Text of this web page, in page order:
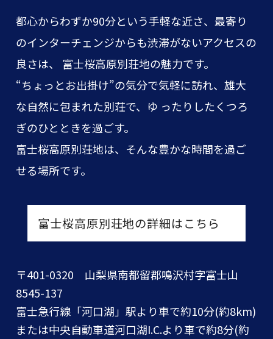
都心からわずか90分という手軽な近さ、最寄り
のインターチェンジからも渋滞がないアクセスの
良さは、 富士桜高原別荘地の魅力です。
“ちょっとお出掛け”の気分で気軽に訪れ、雄大
な自然に包まれた別荘で、ゆ ったりしたくつろ
ぎのひとときを過ごす。
富士桜高原別荘地は、そんな豊かな時間を過ご
せる場所です。
富士桜高原別荘地の詳細はこちら
〒401-0320 山梨県南都留郡鳴沢村字富士山
8545-137
富士急行線「河口湖」駅より車で約10分(約8km)
または中央自動車道河口湖I.C.より車で約8分(約